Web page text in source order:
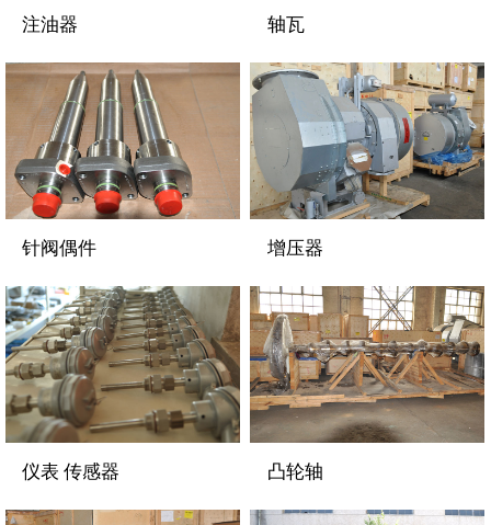
注油器 轴瓦
针阀偶件 增压器
仪表 传感器 凸轮轴